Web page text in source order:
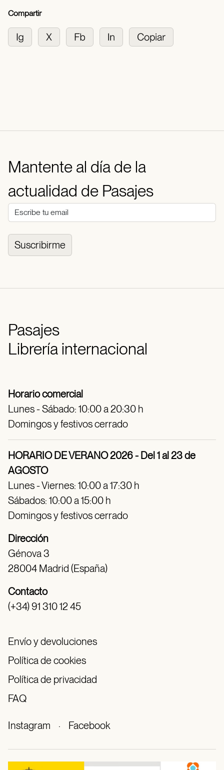
Compartir
Mantente al día de la
actualidad de Pasajes
Suscribirme
Pasajes
Librería internacional
Horario comercial
Lunes - Sábado: 10:00 a 20:30 h
Domingos y festivos cerrado
HORARIO DE VERANO 2026 - Del 1 al 23 de
AGOSTO
Lunes - Viernes: 10:00 a 17:30 h
Sábados: 10:00 a 15:00 h
Domingos y festivos cerrado
Dirección
Génova 3
28004 Madrid (España)
Contacto
(+34) 91 310 12 45
Envío y devoluciones
Política de cookies
Política de privacidad
FAQ
Instagram · Facebook